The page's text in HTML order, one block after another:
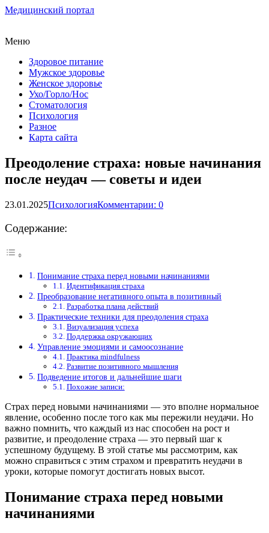
Медицинский портал
Меню
Здоровое питание
Мужское здоровье
Женское здоровье
Ухо/Горло/Нос
Стоматология
Психология
Разное
Карта сайта
Преодоление страха: новые начинания
после неудач — советы и идеи
23.01.2025ПсихологияКомментарии: 0
Содержание:
Понимание страха перед новыми начинаниями
Идентификация страха
Преобразование негативного опыта в позитивный
Разработка плана действий
Практические техники для преодоления страха
Визуализация успеха
Поддержка окружающих
Управление эмоциями и самоосознание
Практика mindfulness
Развитие позитивного мышления
Подведение итогов и дальнейшие шаги
Похожие записи:
Страх перед новыми начинаниями — это вполне нормальное
явление, особенно после того как мы пережили неудачи. Но
важно помнить, что каждый из нас способен на рост и
развитие, и преодоление страха — это первый шаг к
успешному будущему. В этой статье мы рассмотрим, как
можно справиться с этим страхом и превратить неудачи в
уроки, которые помогут достигать новых высот.
Понимание страха перед новыми
начинаниями